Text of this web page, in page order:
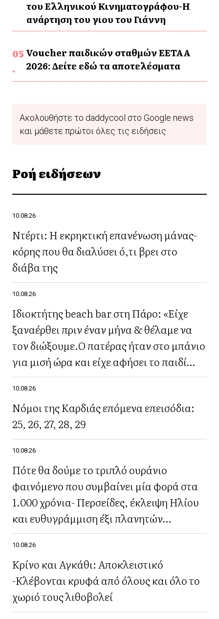
του Ελληνικού Κινηματογράφου-Η
ανάρτηση του γιου του Γιάννη
Voucher παιδικών σταθμών ΕΕΤΑΑ
2026: Δείτε εδώ τα αποτελέσματα
Ακολουθήστε το daddycool στο Google news
και μάθετε πρώτοι όλες τις ειδήσεις
Ροή ειδήσεων
10.08.26
Ντέρτι: Η εκρηκτική επανένωση μάνας-
κόρης που θα διαλύσει ό,τι βρει στο
διάβα της
10.08.26
Ιδιοκτήτης beach bar στη Πάρο: «Είχε
ξαναέρθει πριν έναν μήνα & θέλαμε να
τον διώξουμε.Ο πατέρας ήταν στο μπάνιο
για μισή ώρα και είχε αφήσει το παιδί
μόνο του»
10.08.26
Νόμοι της Καρδιάς επόμενα επεισόδια:
25, 26, 27, 28, 29
10.08.26
Πότε θα δούμε το τριπλό ουράνιο
φαινόμενο που συμβαίνει μία φορά στα
1.000 χρόνια- Περσείδες, έκλειψη Ηλίου
και ευθυγράμμιση έξι πλανητών
ταυτόχρονα
10.08.26
Κρίνο και Αγκάθι: Aποκλειστικό
-Κλέβονται κρυφά από όλους και όλο το
χωριό τους λιθοβολεί